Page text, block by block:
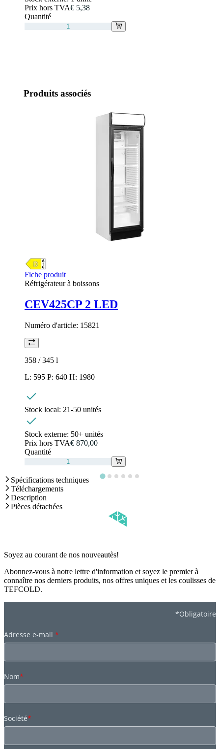
Prix hors TVA€ 5,38
Quantité
Produits associés
Fiche produit
Réfrigérateur à boissons
CEV425CP 2 LED
Numéro d'article: 15821
358 / 345 l
L: 595 P: 640 H: 1980
Stock local: 21-50 unités
Stock externe: 50+ unités
Prix hors TVA€ 870,00
Quantité
Spécifications techniques
Téléchargements
Description
Pièces détachées
Soyez au courant de nos nouveautès!
Abonnez-vous à notre lettre d'information et soyez le premier à
connaître nos derniers produits, nos offres uniques et les coulisses de
TEFCOLD.
*Obligatoire
Adresse e-mail *
Nom*
Société*